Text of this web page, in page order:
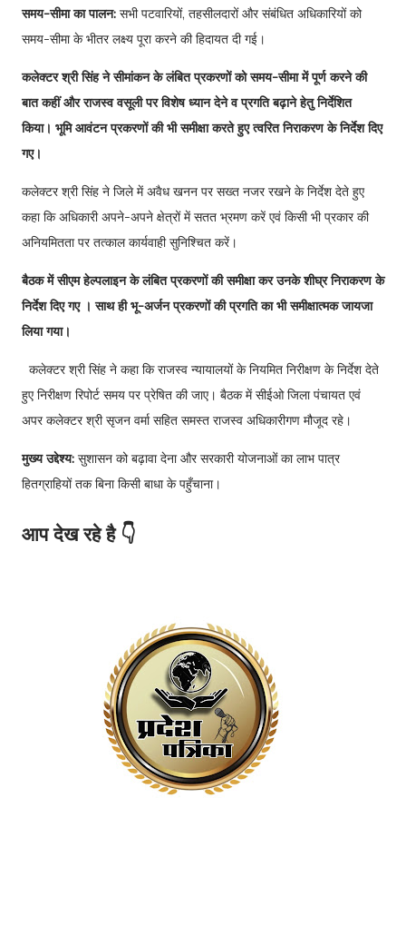
समय-सीमा का पालन: सभी पटवारियों, तहसीलदारों और संबंधित अधिकारियों को
समय-सीमा के भीतर लक्ष्य पूरा करने की हिदायत दी गई।
कलेक्टर श्री सिंह ने सीमांकन के लंबित प्रकरणों को समय-सीमा में पूर्ण करने की
बात कहीं और राजस्व वसूली पर विशेष ध्यान देने व प्रगति बढ़ाने हेतु निर्देशित
किया। भूमि आवंटन प्रकरणों की भी समीक्षा करते हुए त्वरित निराकरण के निर्देश दिए
गए।
कलेक्टर श्री सिंह ने जिले में अवैध खनन पर सख्त नजर रखने के निर्देश देते हुए
कहा कि अधिकारी अपने-अपने क्षेत्रों में सतत भ्रमण करें एवं किसी भी प्रकार की
अनियमितता पर तत्काल कार्यवाही सुनिश्चित करें।
बैठक में सीएम हेल्पलाइन के लंबित प्रकरणों की समीक्षा कर उनके शीघ्र निराकरण के
निर्देश दिए गए । साथ ही भू-अर्जन प्रकरणों की प्रगति का भी समीक्षात्मक जायजा
लिया गया।
कलेक्टर श्री सिंह ने कहा कि राजस्व न्यायालयों के नियमित निरीक्षण के निर्देश देते
हुए निरीक्षण रिपोर्ट समय पर प्रेषित की जाए। बैठक में सीईओ जिला पंचायत एवं
अपर कलेक्टर श्री सृजन वर्मा सहित समस्त राजस्व अधिकारीगण मौजूद रहे।
मुख्य उद्देश्य: सुशासन को बढ़ावा देना और सरकारी योजनाओं का लाभ पात्र
हितग्राहियों तक बिना किसी बाधा के पहुँचाना।
आप देख रहे है 👇